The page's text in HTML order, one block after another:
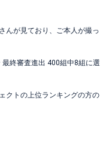
んが見ており、ご本人が撮っ
最終審査進出 400組中8組に選
クトの上位ランキングの方の